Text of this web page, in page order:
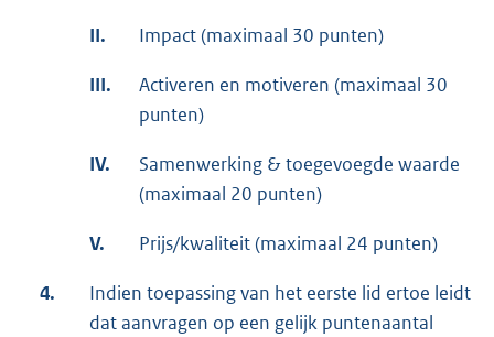
II. Impact (maximaal 30 punten)
III.
Activeren en motiveren (maximaal 30
punten)
IV.
Samenwerking & toegevoegde waarde
(maximaal 20 punten)
V. Prijs/kwaliteit (maximaal 24 punten)
4.
Indien toepassing van het eerste lid ertoe leidt
dat aanvragen op een gelijk puntenaantal